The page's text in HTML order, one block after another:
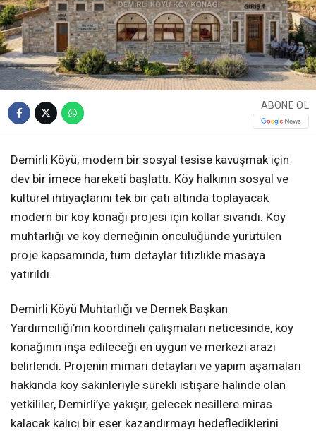
ABONE OL
Demirli Köyü, modern bir sosyal tesise kavuşmak için
dev bir imece hareketi başlattı. Köy halkının sosyal ve
kültürel ihtiyaçlarını tek bir çatı altında toplayacak
modern bir köy konağı projesi için kollar sıvandı. Köy
muhtarlığı ve köy derneğinin öncülüğünde yürütülen
proje kapsamında, tüm detaylar titizlikle masaya
yatırıldı.
Demirli Köyü Muhtarlığı ve Dernek Başkan
Yardımcılığı’nın koordineli çalışmaları neticesinde, köy
konağının inşa edileceği en uygun ve merkezi arazi
belirlendi. Projenin mimari detayları ve yapım aşamaları
hakkında köy sakinleriyle sürekli istişare halinde olan
yetkililer, Demirli’ye yakışır, gelecek nesillere miras
kalacak kalıcı bir eser kazandırmayı hedeflediklerini